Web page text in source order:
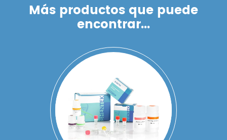
Más productos que puede
encontrar...